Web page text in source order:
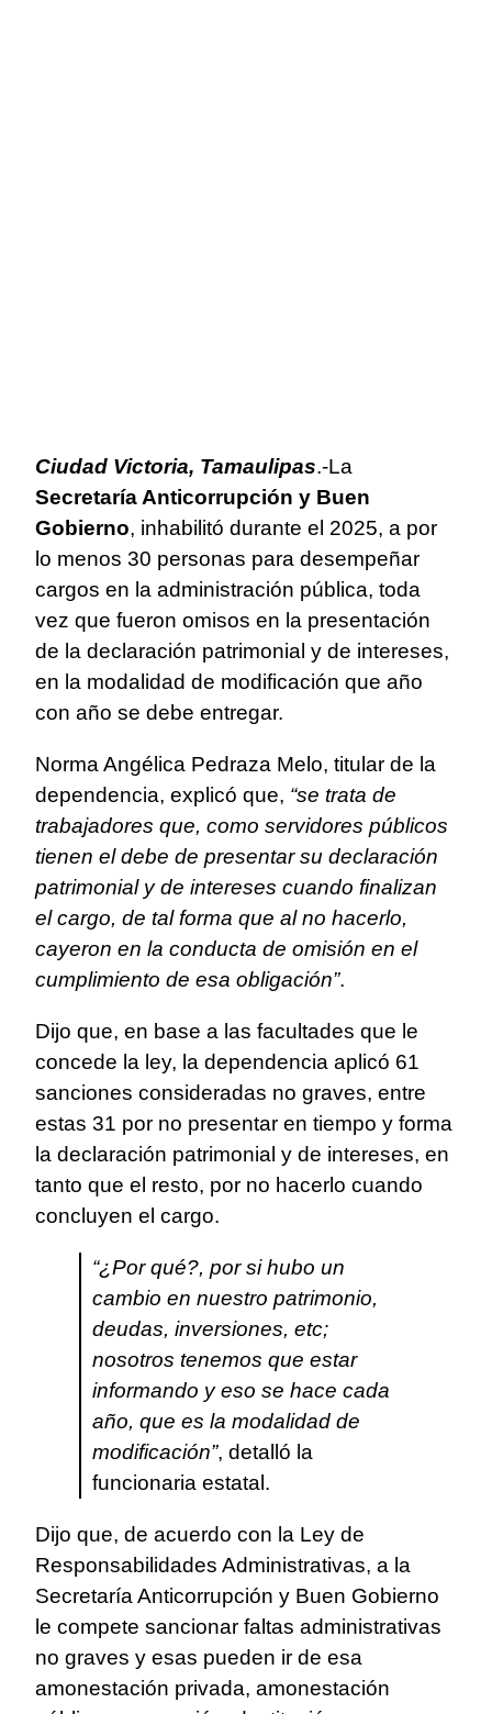
Ciudad Victoria, Tamaulipas.-La
Secretaría Anticorrupción y Buen
Gobierno, inhabilitó durante el 2025, a por
lo menos 30 personas para desempeñar
cargos en la administración pública, toda
vez que fueron omisos en la presentación
de la declaración patrimonial y de intereses,
en la modalidad de modificación que año
con año se debe entregar.
Norma Angélica Pedraza Melo, titular de la
dependencia, explicó que, “se trata de
trabajadores que, como servidores públicos
tienen el debe de presentar su declaración
patrimonial y de intereses cuando finalizan
el cargo, de tal forma que al no hacerlo,
cayeron en la conducta de omisión en el
cumplimiento de esa obligación”.
Dijo que, en base a las facultades que le
concede la ley, la dependencia aplicó 61
sanciones consideradas no graves, entre
estas 31 por no presentar en tiempo y forma
la declaración patrimonial y de intereses, en
tanto que el resto, por no hacerlo cuando
concluyen el cargo.
“¿Por qué?, por si hubo un
cambio en nuestro patrimonio,
deudas, inversiones, etc;
nosotros tenemos que estar
informando y eso se hace cada
año, que es la modalidad de
modificación”, detalló la
funcionaria estatal.
Dijo que, de acuerdo con la Ley de
Responsabilidades Administrativas, a la
Secretaría Anticorrupción y Buen Gobierno
le compete sancionar faltas administrativas
no graves y esas pueden ir de esa
amonestación privada, amonestación